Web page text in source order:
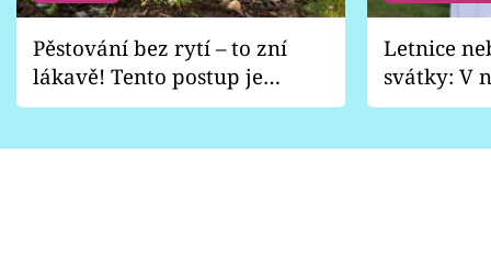
Pěstování bez rytí – to zní
lákavě! Tento postup je
vhodný jen pro některé
Letnice
svátky: V
pondělí